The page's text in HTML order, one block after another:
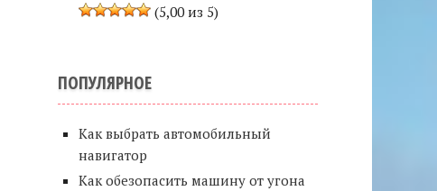
(5,00 из 5)
ПОПУЛЯРНОЕ
Как выбрать автомобильный
навигатор
Как обезопасить машину от угона